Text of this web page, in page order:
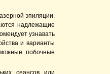
эпиляции.
надлежащие
узнавать
и варианты
побочные
сеансов или